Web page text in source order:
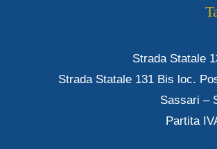
Strada Statale
Strada Statale 131 Bis loc.
Sassari –
Partita